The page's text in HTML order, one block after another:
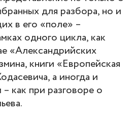
для разбора, но и
в его «поле» –
одного цикла, как
«Александрийских
книги «Европейская
а иногда и
как при разговоре о